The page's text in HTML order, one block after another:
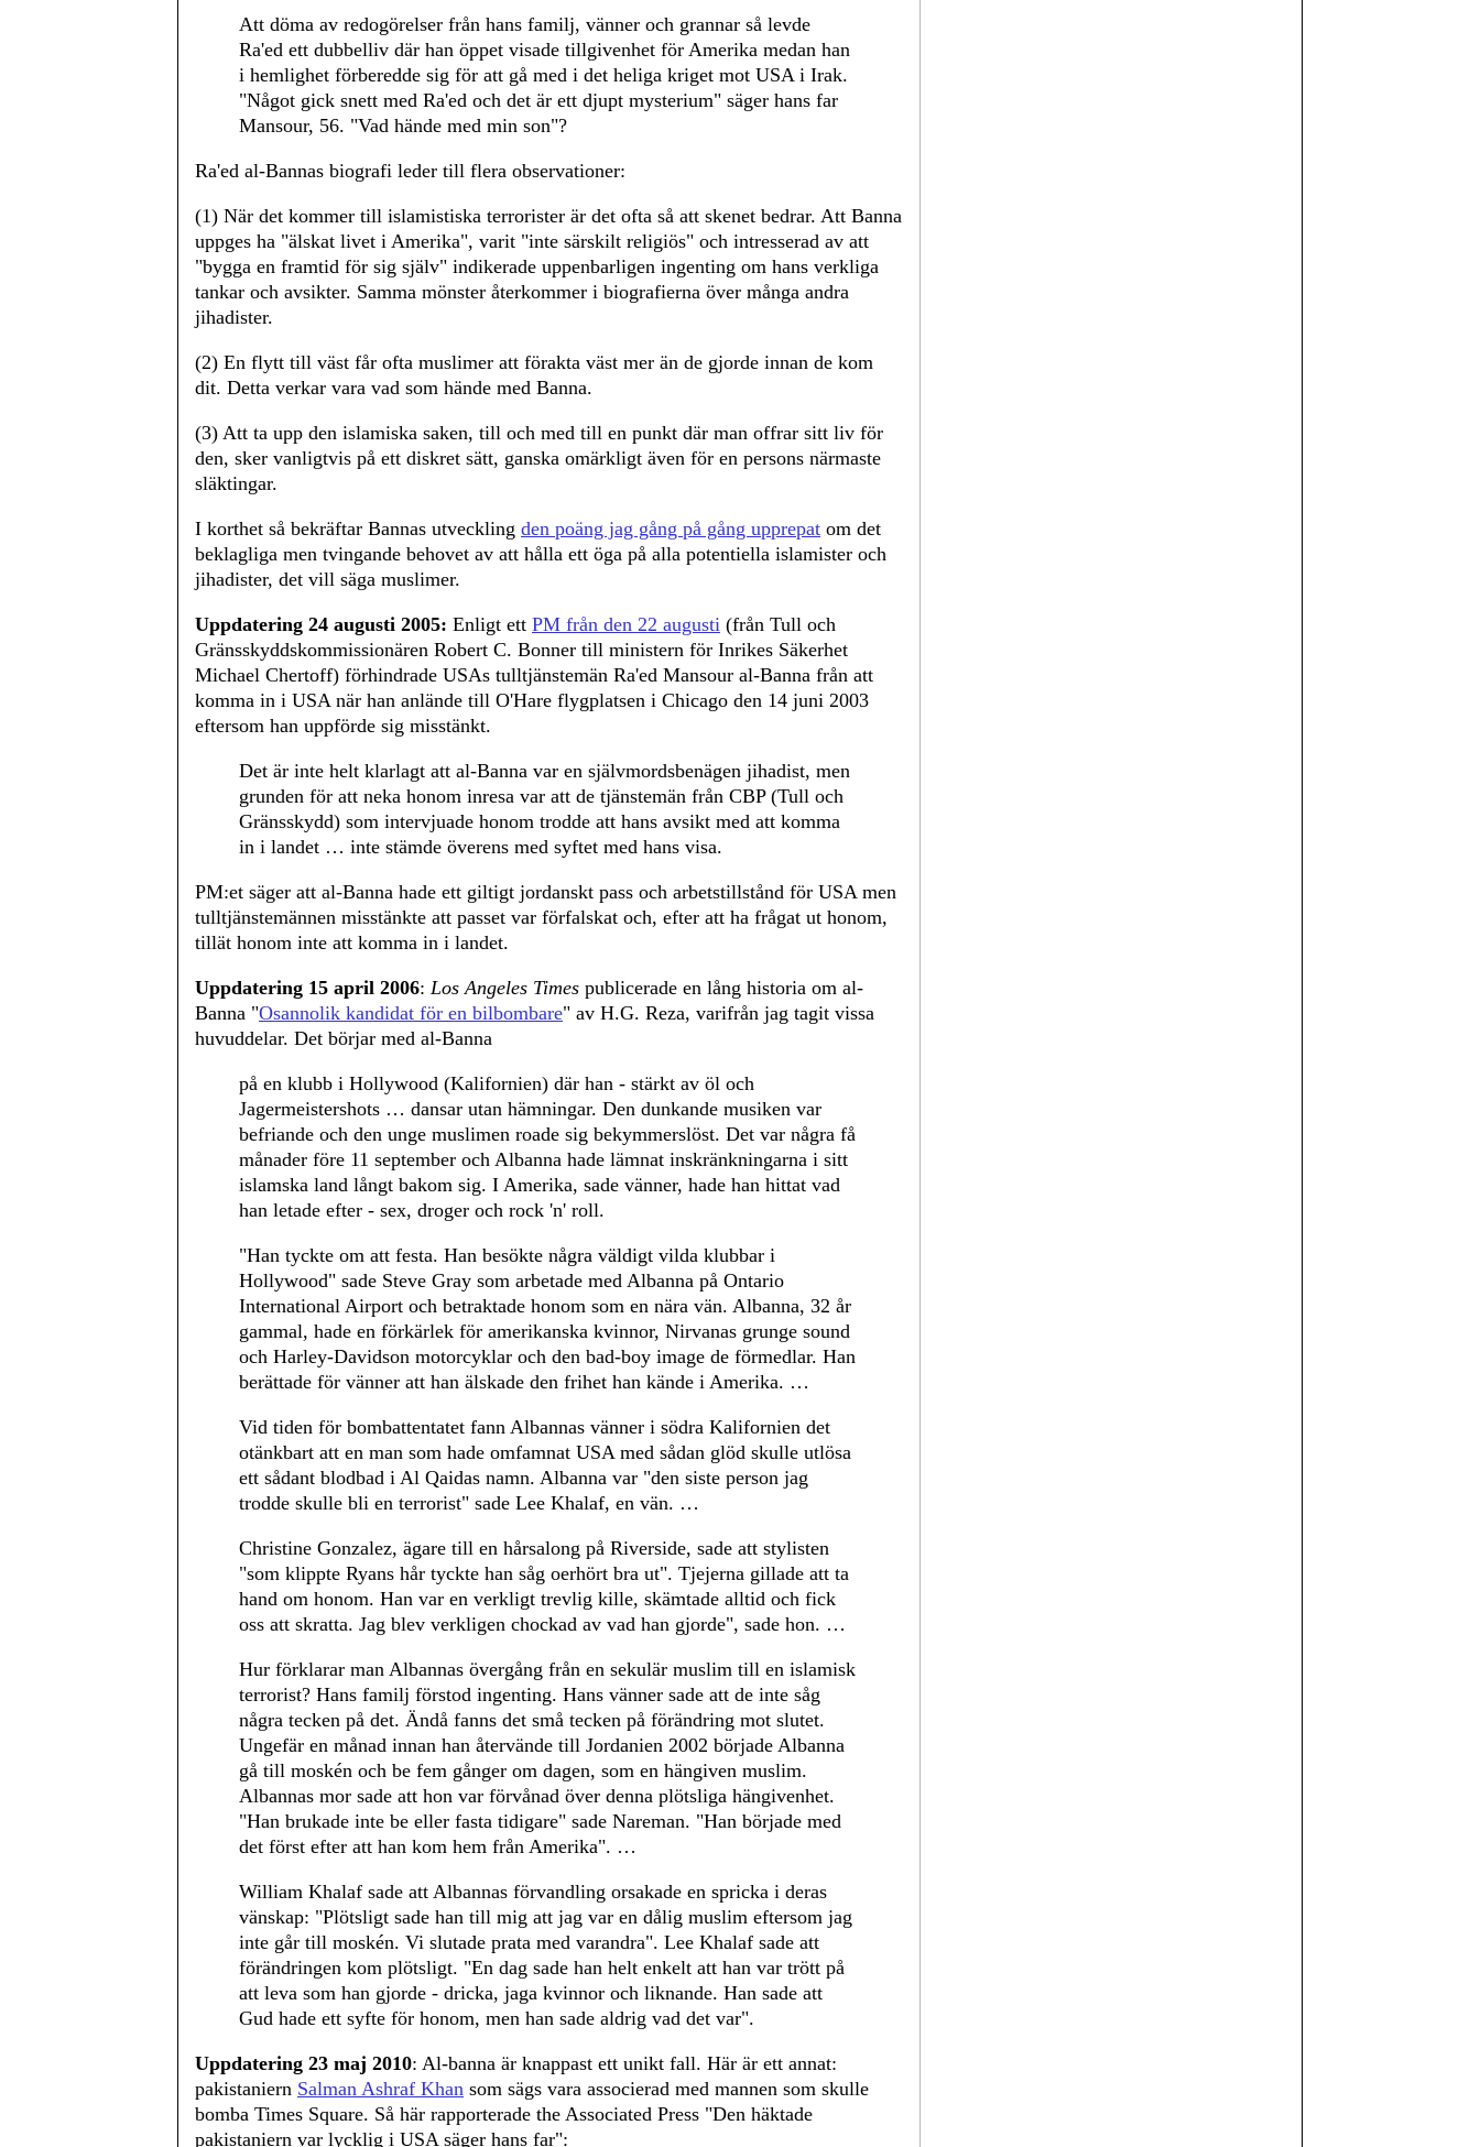
Att döma av redogörelser från hans familj, vänner och grannar så levde
Ra'ed ett dubbelliv där han öppet visade tillgivenhet för Amerika medan han
i hemlighet förberedde sig för att gå med i det heliga kriget mot USA i Irak.
"Något gick snett med Ra'ed och det är ett djupt mysterium" säger hans far
Mansour, 56. "Vad hände med min son"?
Ra'ed al-Bannas biografi leder till flera observationer:
(1) När det kommer till islamistiska terrorister är det ofta så att skenet bedrar. Att Banna
uppges ha "älskat livet i Amerika", varit "inte särskilt religiös" och intresserad av att
"bygga en framtid för sig själv" indikerade uppenbarligen ingenting om hans verkliga
tankar och avsikter. Samma mönster återkommer i biografierna över många andra
jihadister.
(2) En flytt till väst får ofta muslimer att förakta väst mer än de gjorde innan de kom
dit. Detta verkar vara vad som hände med Banna.
(3) Att ta upp den islamiska saken, till och med till en punkt där man offrar sitt liv för
den, sker vanligtvis på ett diskret sätt, ganska omärkligt även för en persons närmaste
släktingar.
I korthet så bekräftar Bannas utveckling den poäng jag gång på gång upprepat om det
beklagliga men tvingande behovet av att hålla ett öga på alla potentiella islamister och
jihadister, det vill säga muslimer.
Uppdatering 24 augusti 2005: Enligt ett PM från den 22 augusti (från Tull och
Gränsskyddskommissionären Robert C. Bonner till ministern för Inrikes Säkerhet
Michael Chertoff) förhindrade USAs tulltjänstemän Ra'ed Mansour al-Banna från att
komma in i USA när han anlände till O'Hare flygplatsen i Chicago den 14 juni 2003
eftersom han uppförde sig misstänkt.
Det är inte helt klarlagt att al-Banna var en självmordsbenägen jihadist, men
grunden för att neka honom inresa var att de tjänstemän från CBP (Tull och
Gränsskydd) som intervjuade honom trodde att hans avsikt med att komma
in i landet … inte stämde överens med syftet med hans visa.
PM:et säger att al-Banna hade ett giltigt jordanskt pass och arbetstillstånd för USA men
tulltjänstemännen misstänkte att passet var förfalskat och, efter att ha frågat ut honom,
tillät honom inte att komma in i landet.
Uppdatering 15 april 2006: Los Angeles Times publicerade en lång historia om al-
Banna "Osannolik kandidat för en bilbombare" av H.G. Reza, varifrån jag tagit vissa
huvuddelar. Det börjar med al-Banna
på en klubb i Hollywood (Kalifornien) där han - stärkt av öl och
Jagermeistershots … dansar utan hämningar. Den dunkande musiken var
befriande och den unge muslimen roade sig bekymmerslöst. Det var några få
månader före 11 september och Albanna hade lämnat inskränkningarna i sitt
islamska land långt bakom sig. I Amerika, sade vänner, hade han hittat vad
han letade efter - sex, droger och rock 'n' roll.
"Han tyckte om att festa. Han besökte några väldigt vilda klubbar i
Hollywood" sade Steve Gray som arbetade med Albanna på Ontario
International Airport och betraktade honom som en nära vän. Albanna, 32 år
gammal, hade en förkärlek för amerikanska kvinnor, Nirvanas grunge sound
och Harley-Davidson motorcyklar och den bad-boy image de förmedlar. Han
berättade för vänner att han älskade den frihet han kände i Amerika. …
Vid tiden för bombattentatet fann Albannas vänner i södra Kalifornien det
otänkbart att en man som hade omfamnat USA med sådan glöd skulle utlösa
ett sådant blodbad i Al Qaidas namn. Albanna var "den siste person jag
trodde skulle bli en terrorist" sade Lee Khalaf, en vän. …
Christine Gonzalez, ägare till en hårsalong på Riverside, sade att stylisten
"som klippte Ryans hår tyckte han såg oerhört bra ut". Tjejerna gillade att ta
hand om honom. Han var en verkligt trevlig kille, skämtade alltid och fick
oss att skratta. Jag blev verkligen chockad av vad han gjorde", sade hon. …
Hur förklarar man Albannas övergång från en sekulär muslim till en islamisk
terrorist? Hans familj förstod ingenting. Hans vänner sade att de inte såg
några tecken på det. Ändå fanns det små tecken på förändring mot slutet.
Ungefär en månad innan han återvände till Jordanien 2002 började Albanna
gå till moskén och be fem gånger om dagen, som en hängiven muslim.
Albannas mor sade att hon var förvånad över denna plötsliga hängivenhet.
"Han brukade inte be eller fasta tidigare" sade Nareman. "Han började med
det först efter att han kom hem från Amerika". …
William Khalaf sade att Albannas förvandling orsakade en spricka i deras
vänskap: "Plötsligt sade han till mig att jag var en dålig muslim eftersom jag
inte går till moskén. Vi slutade prata med varandra". Lee Khalaf sade att
förändringen kom plötsligt. "En dag sade han helt enkelt att han var trött på
att leva som han gjorde - dricka, jaga kvinnor och liknande. Han sade att
Gud hade ett syfte för honom, men han sade aldrig vad det var".
Uppdatering 23 maj 2010: Al-banna är knappast ett unikt fall. Här är ett annat:
pakistaniern Salman Ashraf Khan som sägs vara associerad med mannen som skulle
bomba Times Square. Så här rapporterade the Associated Press "Den häktade
pakistaniern var lycklig i USA säger hans far":